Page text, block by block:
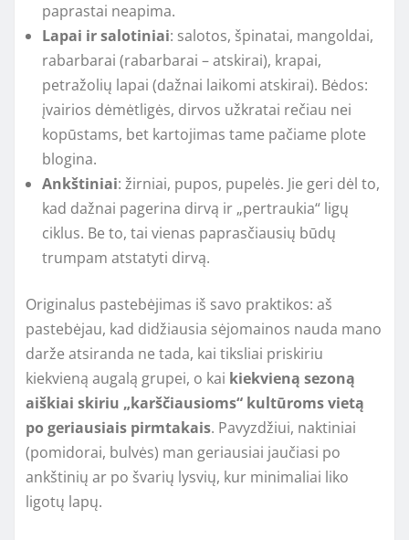
paprastai neapima.
Lapai ir salotiniai: salotos, špinatai, mangoldai,
rabarbarai (rabarbarai – atskirai), krapai,
petražolių lapai (dažnai laikomi atskirai). Bėdos:
įvairios dėmėtligės, dirvos užkratai rečiau nei
kopūstams, bet kartojimas tame pačiame plote
blogina.
Ankštiniai: žirniai, pupos, pupelės. Jie geri dėl to,
kad dažnai pagerina dirvą ir „pertraukia“ ligų
ciklus. Be to, tai vienas paprasčiausių būdų
trumpam atstatyti dirvą.
Originalus pastebėjimas iš savo praktikos: aš
pastebėjau, kad didžiausia sėjomainos nauda mano
darže atsiranda ne tada, kai tiksliai priskiriu
kiekvieną augalą grupei, o kai kiekvieną sezoną
aiškiai skiriu „karščiausioms“ kultūroms vietą
po geriausiais pirmtakais. Pavyzdžiui, naktiniai
(pomidorai, bulvės) man geriausiai jaučiasi po
ankštinių ar po švarių lysvių, kur minimaliai liko
ligotų lapų.